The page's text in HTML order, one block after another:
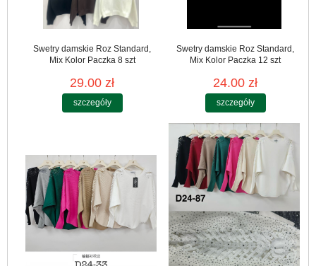
Swetry damskie Roz Standard,
Mix Kolor Paczka 8 szt
29.00 zł
szczegóły
Swetry damskie Roz Standard,
Mix Kolor Paczka 12 szt
24.00 zł
szczegóły